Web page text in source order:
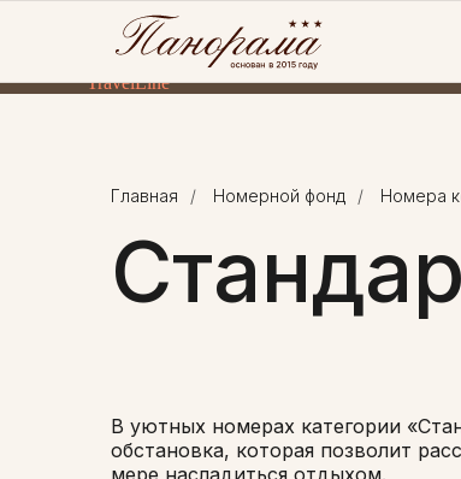
TravelLine
Главная / Номерной фонд / Номера
В уютных номерах категории
обстановка, которая позволит
мере насладиться отдыхом.